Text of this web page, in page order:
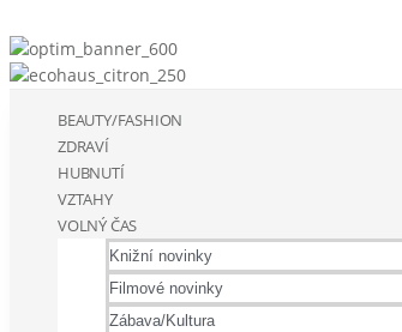
BEAUTY/FASHION
ZDRAVÍ
HUBNUTÍ
VZTAHY
VOLNÝ ČAS
Knižní novinky
Filmové novinky
Zábava/Kultura